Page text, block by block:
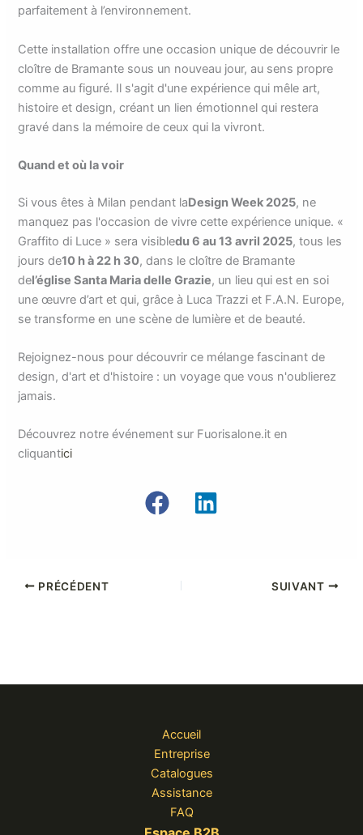
parfaitement à l’environnement.
Cette installation offre une occasion unique de découvrir le
cloître de Bramante sous un nouveau jour, au sens propre
comme au figuré. Il s'agit d'une expérience qui mêle art,
histoire et design, créant un lien émotionnel qui restera
gravé dans la mémoire de ceux qui la vivront.
Quand et où la voir
Si vous êtes à Milan pendant laDesign Week 2025, ne
manquez pas l'occasion de vivre cette expérience unique. «
Graffito di Luce » sera visibledu 6 au 13 avril 2025, tous les
jours de10 h à 22 h 30, dans le cloître de Bramante
del’église Santa Maria delle Grazie, un lieu qui est en soi
une œuvre d’art et qui, grâce à Luca Trazzi et F.A.N. Europe,
se transforme en une scène de lumière et de beauté.
Rejoignez-nous pour découvrir ce mélange fascinant de
design, d'art et d'histoire : un voyage que vous n'oublierez
jamais.
Découvrez notre événement sur Fuorisalone.it en
cliquantici
PRÉCÉDENT SUIVANT
Accueil
Entreprise
Catalogues
Assistance
FAQ